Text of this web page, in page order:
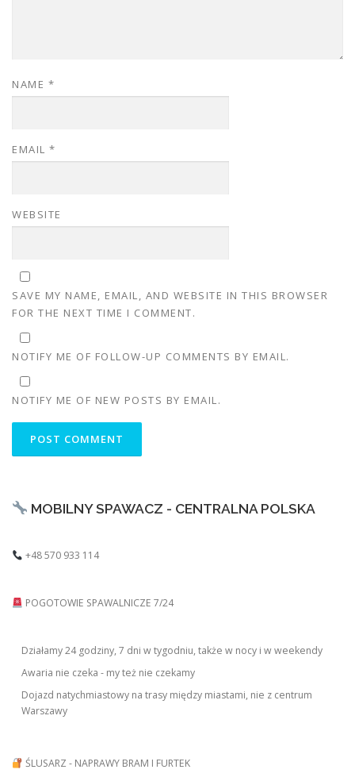
NAME *
EMAIL *
WEBSITE
SAVE MY NAME, EMAIL, AND WEBSITE IN THIS BROWSER
FOR THE NEXT TIME I COMMENT.
NOTIFY ME OF FOLLOW-UP COMMENTS BY EMAIL.
NOTIFY ME OF NEW POSTS BY EMAIL.
MOBILNY SPAWACZ - CENTRALNA POLSKA
+48 570 933 114
POGOTOWIE SPAWALNICZE 7/24
Działamy 24 godziny, 7 dni w tygodniu, także w nocy i w weekendy
Awaria nie czeka - my też nie czekamy
Dojazd natychmiastowy na trasy między miastami, nie z centrum
Warszawy
ŚLUSARZ - NAPRAWY BRAM I FURTEK